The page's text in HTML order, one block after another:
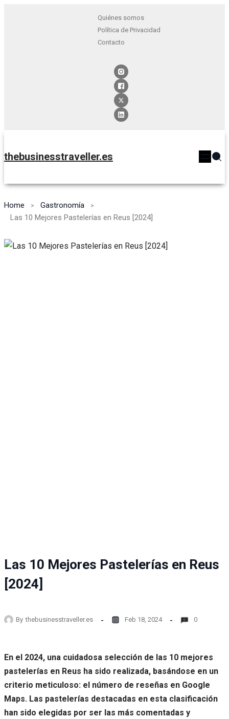
Quiénes somos
Política de Privacidad
Contacto
thebusinesstraveller.es
Home
Gastronomía
Las 10 Mejores Pastelerías en Reus [2024]
Las 10 Mejores Pastelerías en Reus
[2024]
By thebusinesstraveller.es Feb 18, 2024 0
En el 2024, una cuidadosa selección de las 10 mejores
pastelerías en Reus ha sido realizada, basándose en un
criterio meticuloso: el número de reseñas en Google
Maps. Las pastelerías destacadas en esta clasificación
han sido elegidas por ser las más comentadas y